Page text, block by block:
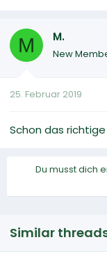
M M.
New
25. Februar 2019
Schon das
Du musst dich
Similar